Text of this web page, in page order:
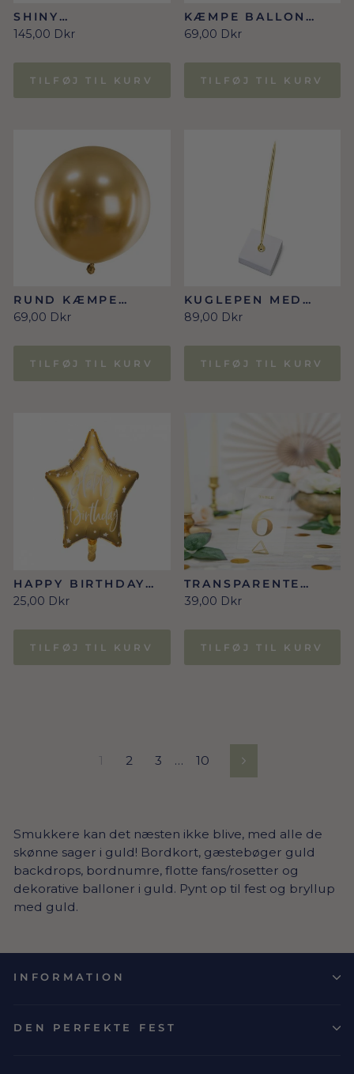
SHINY
HJERTEBALLONER I
GULD 30 CM, 50
145,00 Dkr
TILFØJ TIL KURV
KÆMPE BALLON
GULD 1M
69,00 Dkr
TILFØJ TIL KURV
RUND KÆMPE
BALLON I GLOSSY
GULD 60 CM
69,00 Dkr
TILFØJ TIL KURV
KUGLEPEN MED
HOLDER I
HVID/GULD
89,00 Dkr
TILFØJ TIL KURV
HAPPY BIRTHDAY
GULD STJERNE
FOLIE BALLON 40
25,00 Dkr
TILFØJ TIL KURV
TRANSPARENTE
BORDNUMRE I GULD
NR. 1-20
39,00 Dkr
TILFØJ TIL KURV
1 2 3 … 10 Næste
Smukkere kan det næsten ikke blive, med alle de
skønne sager i guld! Bordkort, gæstebøger guld
backdrops, bordnumre, flotte fans/rosetter og
dekorative balloner i guld. Pynt op til fest og bryllup
med guld.
INFORMATION
DEN PERFEKTE FEST